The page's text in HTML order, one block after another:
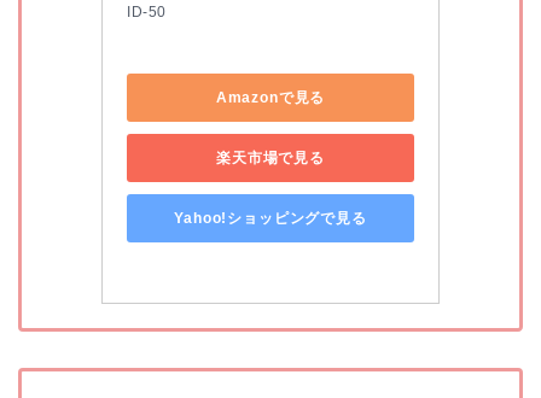
ID-50
Amazonで見る
楽天市場で見る
Yahoo!ショッピングで見る